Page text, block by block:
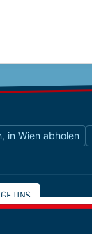
in Wien abholen